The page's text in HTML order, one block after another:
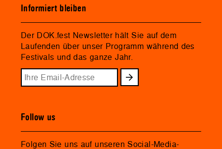
Informiert bleiben
Der DOK.fest Newsletter hält Sie auf dem
Laufenden über unser Programm während des
Festivals und das ganze Jahr.
Follow us
Folgen Sie uns auf unseren Social-Media-